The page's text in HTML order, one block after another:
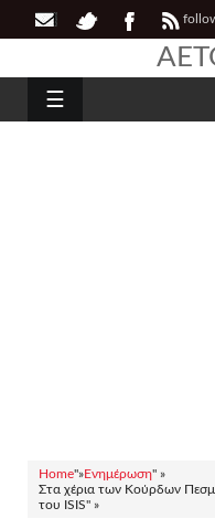
☰
Home"»Ενημέρωση" »
Στα χέρια των Κούρδων
του ISIS" »